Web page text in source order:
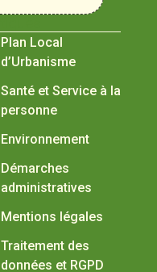
Plan Local
d’Urbanisme
Santé et Service à la
personne
Environnement
Démarches
administratives
Mentions légales
Traitement des
données et RGPD